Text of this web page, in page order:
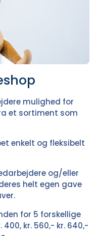
mulighed for
et sortiment som
enkelt og fleksibelt
og/eller
helt egen gave
for 5 forskellige
kr. 560,- kr. 640,-